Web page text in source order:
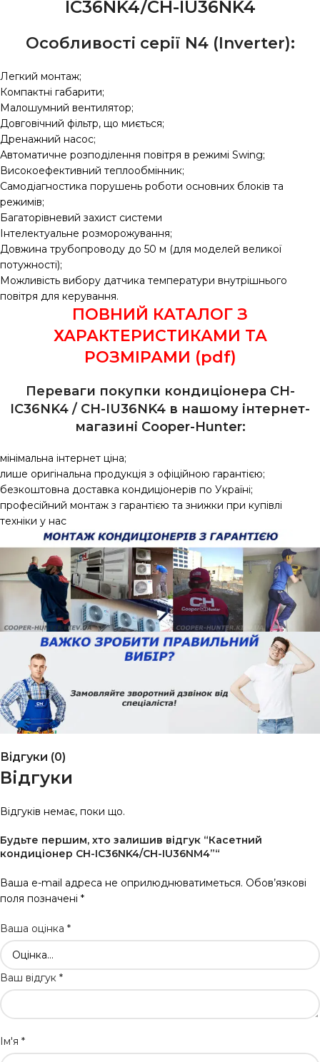
IC36NK4/CH-IU36NK4
Особливості серії N4 (Inverter):
Легкий монтаж;
Компактні габарити;
Малошумний вентилятор;
Довговічний фільтр, що миється;
Дренажний насос;
Автоматичне розподілення повітря в режимі Swing;
Високоефективний теплообмінник;
Самодіагностика порушень роботи основних блоків та
режимів;
Багаторівневий захист системи
Інтелектуальне розморожування;
Довжина трубопроводу до 50 м (для моделей великої
потужності);
Можливість вибору датчика температури внутрішнього
повітря для керування.
ПОВНИЙ КАТАЛОГ З
ХАРАКТЕРИСТИКАМИ ТА
РОЗМІРАМИ (pdf)
Переваги покупки кондиціонера CH-
IC36NK4 / CH-IU36NK4 в нашому інтернет-
магазині Сooper-Hunter:
мінімальна інтернет ціна;
лише оригінальна продукція з офіційною гарантією;
безкоштовна доставка кондиціонерів по Україні;
професійний монтаж з гарантією та знижки при купівлі
техніки у нас
Відгуки (0)
Відгуки
Відгуків немає, поки що.
Будьте першим, хто залишив відгук “Касетний
кондиціонер CH-IC36NK4/CH-IU36NM4”“
Ваша e-mail адреса не оприлюднюватиметься. Обов’язкові
поля позначені *
Ваша оцінка *
Ваш відгук *
Ім'я *